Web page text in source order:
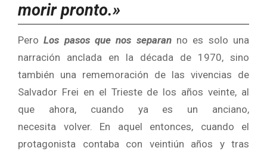
morir pronto.»
Pero Los pasos que nos separan no es solo una
narración anclada en la década de 1970, sino
también una rememoración de las vivencias de
Salvador Frei en el Trieste de los años veinte, al
que ahora, cuando ya es un anciano,
necesita volver. En aquel entonces, cuando el
protagonista contaba con veintiún años y tras